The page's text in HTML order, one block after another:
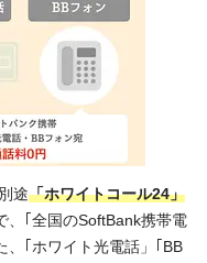
途「ホワイトコール24」
、｢全国のSoftBank携帯電
、｢ホワイト光電話」｢BB